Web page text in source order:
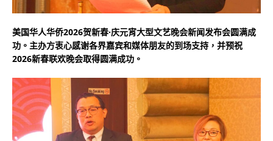
美国华人华侨2026贺新春·庆元宵大型文艺晚会新闻发布会圆满成
功。主办方衷心感谢各界嘉宾和媒体朋友的到场支持，并预祝
2026新春联欢晚会取得圆满成功。